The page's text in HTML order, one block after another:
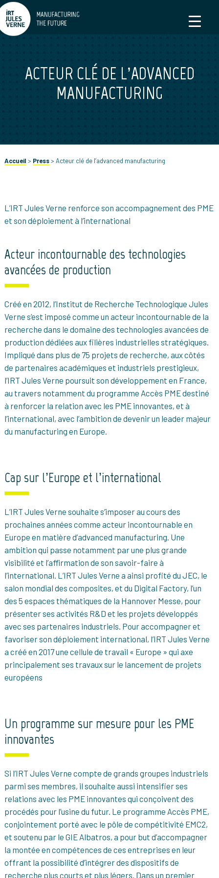
ACTEUR CLÉ DE L’ADVANCED
MANUFACTURING
Accueil > Press> Acteur clé de l’advanced manufacturing
L’IRT Jules Verne renforce son accompagnement des PME
et son déploiement à l’international
Acteur incontournable des technologies
avancées de production
Créé en 2012, l’Institut de Recherche Technologique Jules
Verne s’est imposé comme un acteur incontournable de la
recherche dans le domaine des technologies avancées de
production dédiées aux filières industrielles stratégiques.
Impliqué dans plus de 75 projets de recherche, aux côtés
de partenaires académiques et industriels prestigieux,
l’IRT Jules Verne poursuit son développement en France,
au travers notamment du programme Accès PME destiné
à renforcer la relation avec les PME innovantes, et à
l’international, avec l’ambition de devenir un leader majeur
du manufacturing en Europe.
Cap sur l’Europe et l’international
L’IRT Jules Verne souhaite s’imposer au cours des
prochaines années comme acteur incontournable en
Europe en matière d’advanced manufacturing. Une
ambition qui passe notamment par une plus grande
visibilité et l’affirmation de son savoir-faire à
l’international. L’IRT Jules Verne a ainsi profité du JEC, le
salon mondial des composites, et du Digital Factory, l’un
des 5 espaces thématiques de la Hannover Messe, pour
présenter ses activités R&D et les projets développés
avec ses partenaires industriels. Pour accompagner et
favoriser son déploiement international, l’IRT Jules Verne
a créé en 2017 une cellule de travail « Europe » qui axe
principalement ses travaux sur le lancement de projets
européens
Un programme sur mesure pour les PME
innovantes
Si l’IRT Jules Verne compte de grands groupes industriels
parmi ses membres, il souhaite aussi intensifier ses
relations avec les PME innovantes qui conçoivent des
procédés pour l’usine du futur. Le programme Accès PME,
conjointement porté avec le pôle de compétitivité EMC2,
et soutenu par le GIE Albatros, a pour but d’accompagner
la montée en compétences de ces entreprises en leur
offrant la possibilité d’intégrer des dispositifs de
recherche plus courts et plus légers. Dans un premier